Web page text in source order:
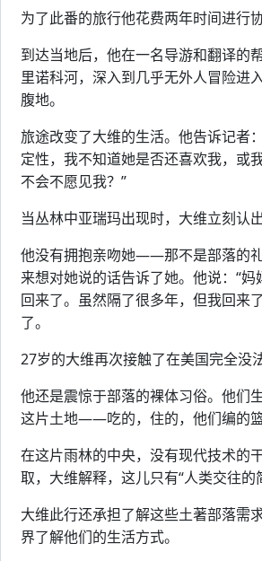
为了此番的旅行他花费两年时间进行协
到达当地后，他在一名导游和翻译的
里诺科河，深入到几乎无外人冒险进
腹地。
旅途改变了大维的生活。他告诉记者
定性，我不知道她是否还喜欢我，或
不会不愿见我？”
当丛林中亚瑞玛出现时，大维立刻认
他没有拥抱亲吻她——那不是部落的
来想对她说的话告诉了她。他说：“
回来了。虽然隔了很多年，但我回来
了。
27岁的大维再次接触了在美国完全没
他还是震惊于部落的裸体习俗。他们
这片土地——吃的，住的，他们编的篮
在这片雨林的中央，没有现代技术的
取，大维解释，这儿只有“人类交往的
大维此行还承担了解这些土著部落需
界了解他们的生活方式。